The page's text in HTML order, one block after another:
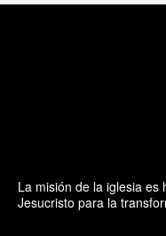
La misión de la iglesia es
Jesucristo para la